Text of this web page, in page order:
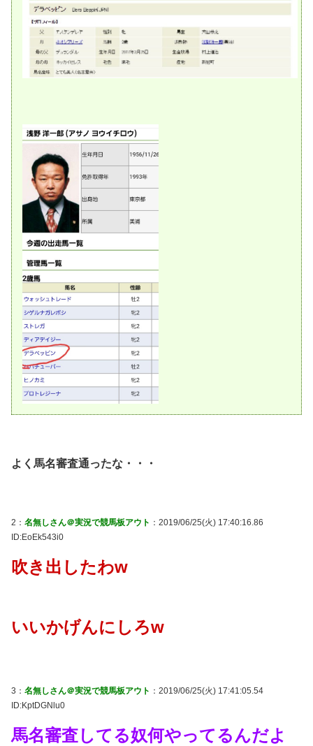
よく馬名審査通ったな・・・
2： 名無しさん＠実況で競馬板アウト ：2019/06/25(火) 17:40:16.86
ID:EoEk543i0
吹き出したわw
いいかげんにしろw
3： 名無しさん＠実況で競馬板アウト ：2019/06/25(火) 17:41:05.54
ID:KptDGNlu0
馬名審査してる奴何やってるんだよ